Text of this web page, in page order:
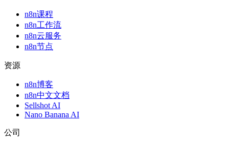
n8n课程
n8n工作流
n8n云服务
n8n节点
资源
n8n博客
n8n中文文档
Sellshot AI
Nano Banana AI
公司